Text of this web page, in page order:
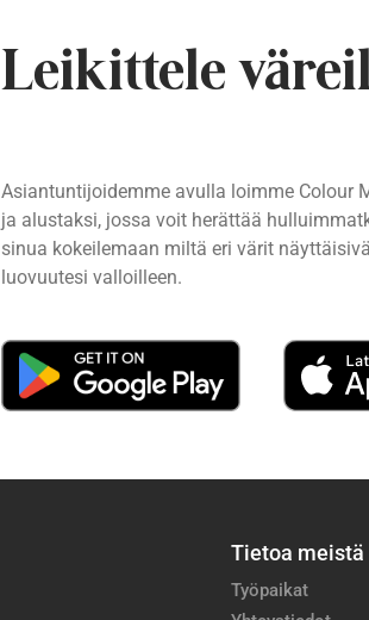
Leikittele
Asiantuntijoidemme avulla loimme Colour
ja alustaksi, jossa voit herättää
sinua kokeilemaan miltä eri värit
luovuutesi valloilleen.
Tietoa meistä
Työpaikat